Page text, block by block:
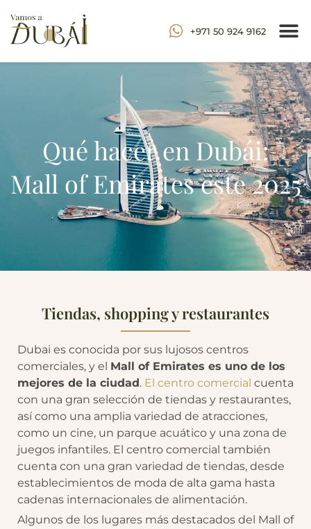
+971 50 924 9162
Qué hacer en Dubái:
Mall of Emirates este 2025
Tiendas, shopping y restaurantes
Dubai es conocida por sus lujosos centros
comerciales, y el Mall of Emirates es uno de los
mejores de la ciudad. El centro comercial cuenta
con una gran selección de tiendas y restaurantes,
así como una amplia variedad de atracciones,
como un cine, un parque acuático y una zona de
juegos infantiles. El centro comercial también
cuenta con una gran variedad de tiendas, desde
establecimientos de moda de alta gama hasta
cadenas internacionales de alimentación.
Algunos de los lugares más destacados del Mall of